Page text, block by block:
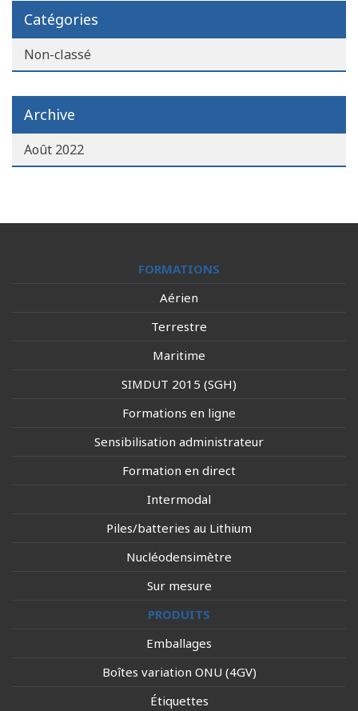
Catégories
Non-classé
Archive
Août 2022
FORMATIONS
Aérien
Terrestre
Maritime
SIMDUT 2015 (SGH)
Formations en ligne
Sensibilisation administrateur
Formation en direct
Intermodal
Piles/batteries au Lithium
Nucléodensimètre
Sur mesure
PRODUITS
Emballages
Boîtes variation ONU (4GV)
Étiquettes